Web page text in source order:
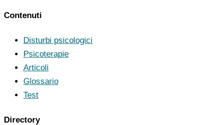
Contenuti
Disturbi psicologici
Psicoterapie
Articoli
Glossario
Test
Directory